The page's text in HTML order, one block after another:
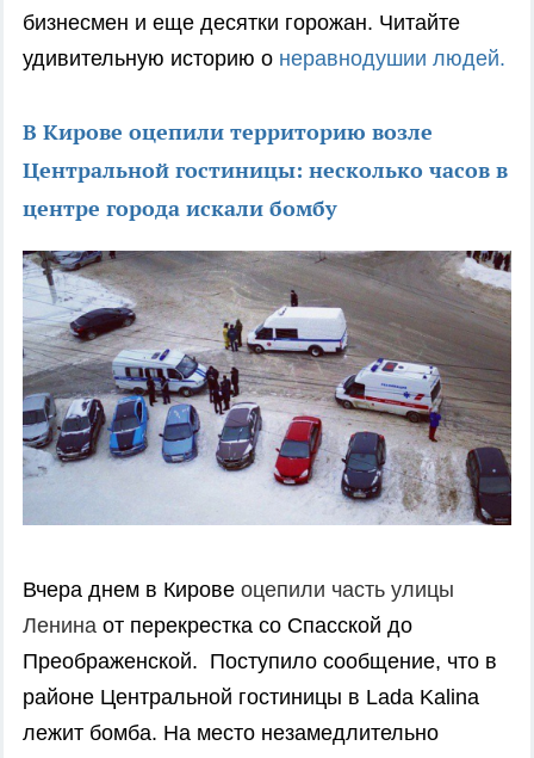
бизнесмен и еще десятки горожан. Читайте
удивительную историю о неравнодушии людей.
В Кирове оцепили территорию возле
Центральной гостиницы: несколько часов в
центре города искали бомбу
Вчера днем в Кирове оцепили часть улицы
Ленина от перекрестка со Спасской до
Преображенской. Поступило сообщение, что в
районе Центральной гостиницы в Lada Kalina
лежит бомба. На место незамедлительно